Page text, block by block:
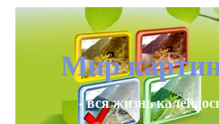
Мир
- вся жизнь